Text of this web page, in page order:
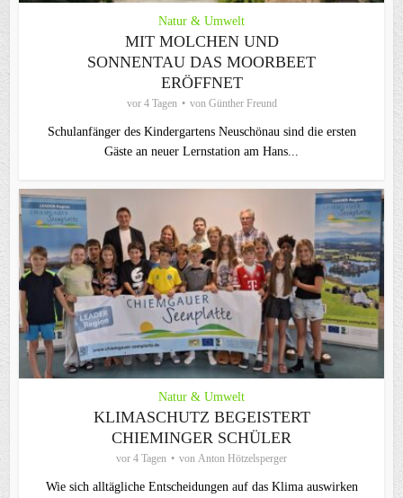
Natur & Umwelt
MIT MOLCHEN UND
SONNENTAU DAS MOORBEET
ERÖFFNET
vor 4 Tagen von Günther Freund
Schulanfänger des Kindergartens Neuschönau sind die ersten
Gäste an neuer Lernstation am Hans...
Natur & Umwelt
KLIMASCHUTZ BEGEISTERT
CHIEMINGER SCHÜLER
vor 4 Tagen von Anton Hötzelsperger
Wie sich alltägliche Entscheidungen auf das Klima auswirken